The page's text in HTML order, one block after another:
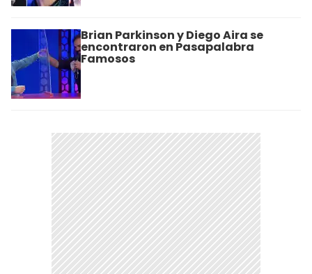
Brian Parkinson y Diego Aira se
encontraron en Pasapalabra
Famosos